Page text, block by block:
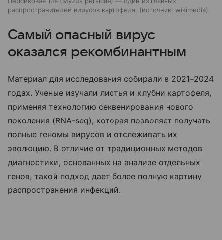
распространителей вирусов картофеля.
источник: wikimedia
Самый опасный вирус
оказался рекомбинантным
Материал для исследования собирали в 2021–2024
годах. Ученые изучали листья и клубни картофеля,
применяя технологию секвенирования нового
поколения (RNA-seq), которая позволяет получать
полные геномы вирусов и отслеживать их
эволюцию. В отличие от традиционных методов
диагностики, основанных на анализе отдельных
генов, такой подход дает более полную картину
распространения инфекций.